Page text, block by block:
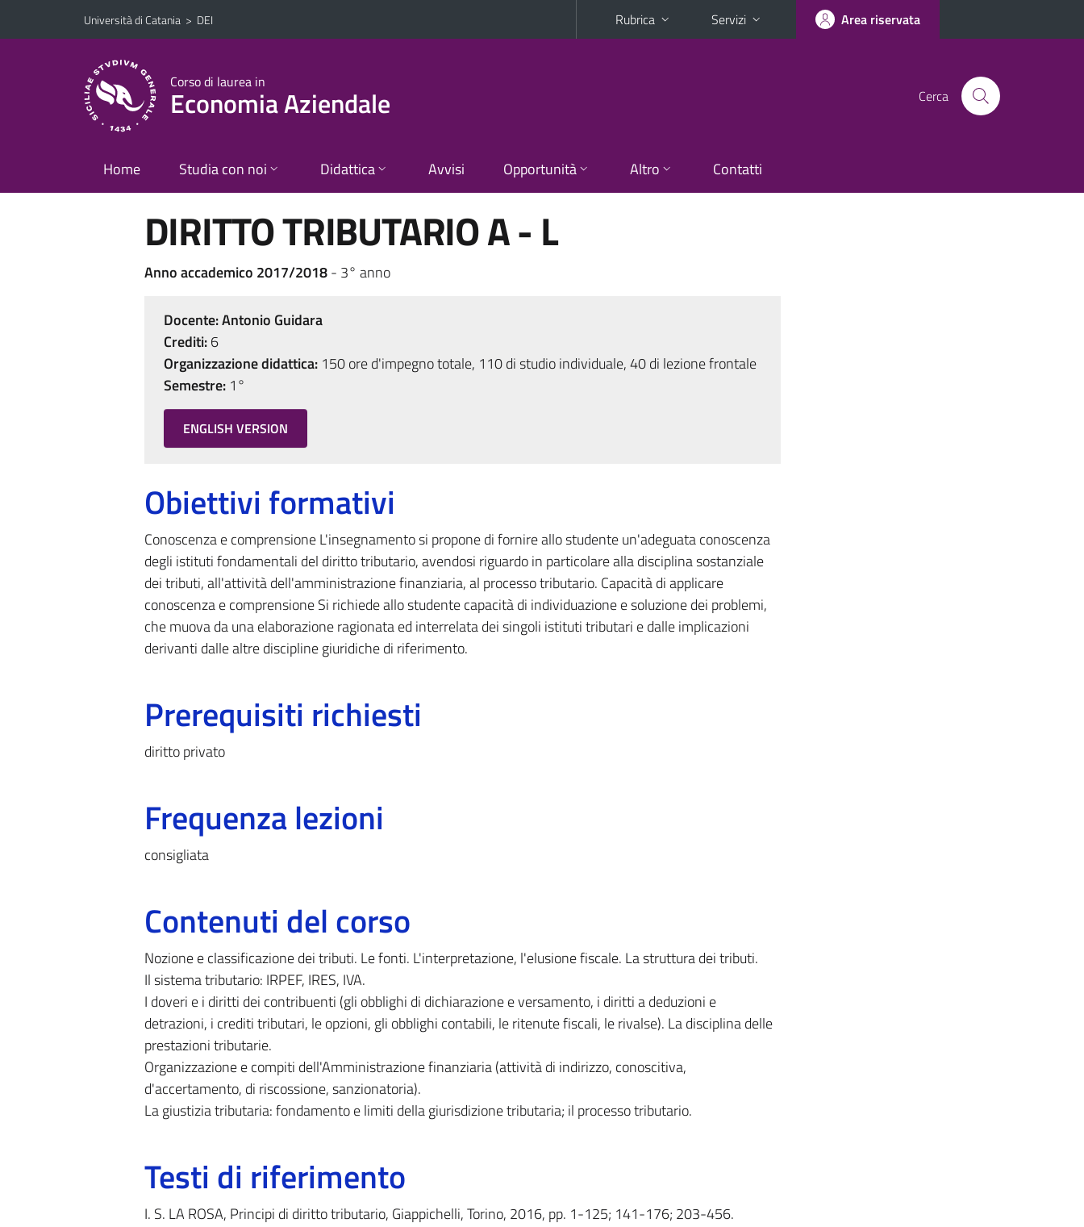
Vai al contenuto principale
Vai al menu di navigazione
Università di Catania > DEI Rubrica Servizi Area riservata
Corso di laurea in
Economia Aziendale Cerca
Home Studia con noi Didattica Avvisi Opportunità Altro Contatti
DIRITTO TRIBUTARIO A - L
Anno accademico 2017/2018- 3° anno
Docente:Antonio Guidara
Crediti:6
Organizzazione didattica:150 ore d'impegno totale, 110 di studio individuale, 40 di lezione frontale
Semestre:1°
ENGLISH VERSION
Obiettivi formativi
Conoscenza e comprensione L'insegnamento si propone di fornire allo studente un'adeguata conoscenza
degli istituti fondamentali del diritto tributario, avendosi riguardo in particolare alla disciplina sostanziale
dei tributi, all'attività dell'amministrazione finanziaria, al processo tributario. Capacità di applicare
conoscenza e comprensione Si richiede allo studente capacità di individuazione e soluzione dei problemi,
che muova da una elaborazione ragionata ed interrelata dei singoli istituti tributari e dalle implicazioni
derivanti dalle altre discipline giuridiche di riferimento.
Prerequisiti richiesti
diritto privato
Frequenza lezioni
consigliata
Contenuti del corso
Nozione e classificazione dei tributi. Le fonti. L'interpretazione, l'elusione fiscale. La struttura dei tributi.
Il sistema tributario: IRPEF, IRES, IVA.
I doveri e i diritti dei contribuenti (gli obblighi di dichiarazione e versamento, i diritti a deduzioni e
detrazioni, i crediti tributari, le opzioni, gli obblighi contabili, le ritenute fiscali, le rivalse). La disciplina delle
prestazioni tributarie.
Organizzazione e compiti dell'Amministrazione finanziaria (attività di indirizzo, conoscitiva,
d'accertamento, di riscossione, sanzionatoria).
La giustizia tributaria: fondamento e limiti della giurisdizione tributaria; il processo tributario.
Testi di riferimento
I. S. LA ROSA, Principi di diritto tributario, Giappichelli, Torino, 2016, pp. 1-125; 141-176; 203-456.